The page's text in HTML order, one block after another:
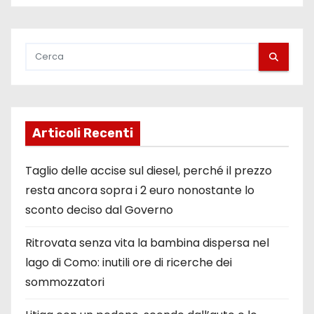
t
i
c
o
l
i
Articoli Recenti
Taglio delle accise sul diesel, perché il prezzo
resta ancora sopra i 2 euro nonostante lo
sconto deciso dal Governo
Ritrovata senza vita la bambina dispersa nel
lago di Como: inutili ore di ricerche dei
sommozzatori